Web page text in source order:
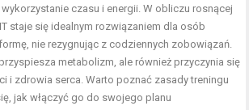
czasu i energii. W obliczu rosnącej
staje się idealnym rozwiązaniem dla osób
nie rezygnując z codziennych zobowiązań.
metabolizm, ale również przyczynia się
i zdrowia serca. Warto poznać zasady treningu
jak włączyć go do swojego planu